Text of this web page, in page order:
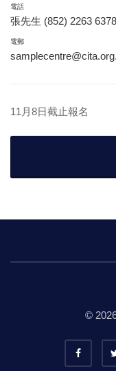
電話
張先生 (852) 2263 6378
電郵
11月8日截止報名
©